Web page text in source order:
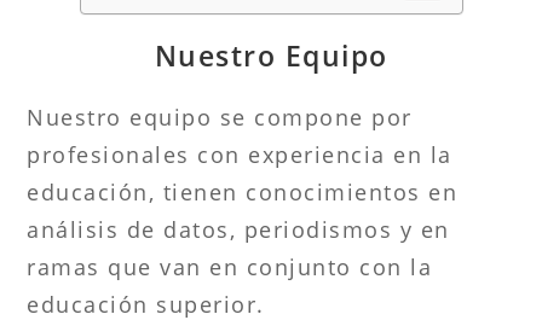
Nuestro Equipo
Nuestro equipo se compone por
profesionales con experiencia en la
educación, tienen conocimientos en
análisis de datos, periodismos y en
ramas que van en conjunto con la
educación superior.